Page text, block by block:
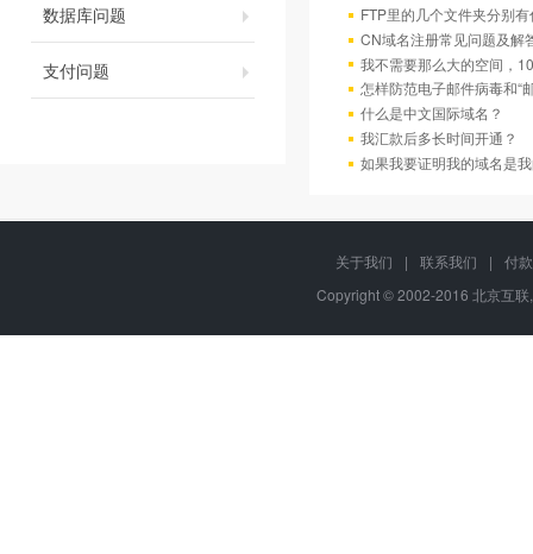
数据库问题
支付问题
FTP里的几个文件夹分别
CN域名注册常见问题及解
我不需要那么大的空间，
怎样防范电子邮件病毒和“
什么是中文国际域名？
我汇款后多长时间开通？
如果我要证明我的域名是
关于我们 | 联系我们 |
付
Copyright © 2002-2016 北京互